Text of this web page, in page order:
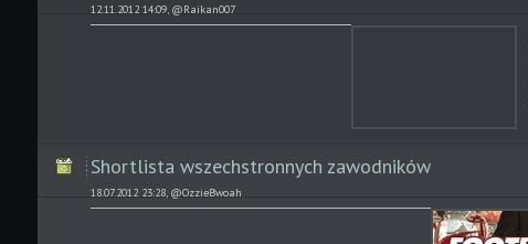
12.11.2012 14:09, @Raikan007
Shortlista wszechstronnych zawodników
18.07.2012 23:28, @OzzieBwoah